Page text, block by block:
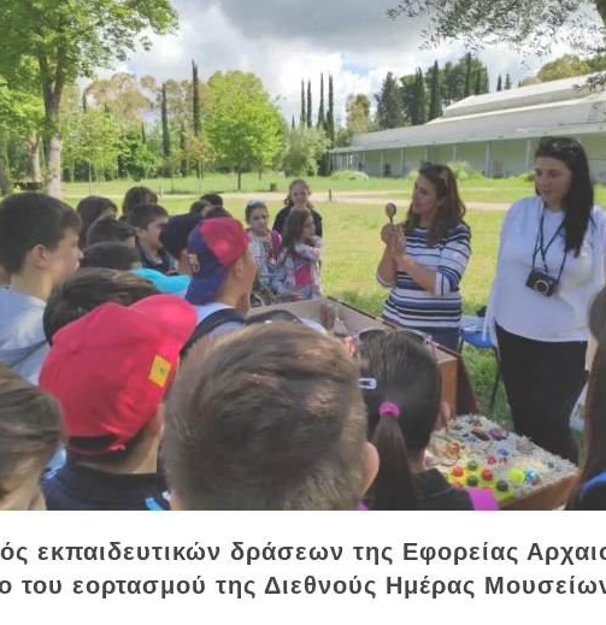
εκπαιδευτικών δράσεων της Εφορείας
του εορτασμού της Διεθνούς Ημέρας